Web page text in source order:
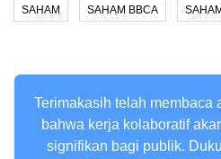
SAHAM SAHAM BBCA
Terimakasih telah membaca
bahwa kerja kolaboratif
signifikan bagi publik.